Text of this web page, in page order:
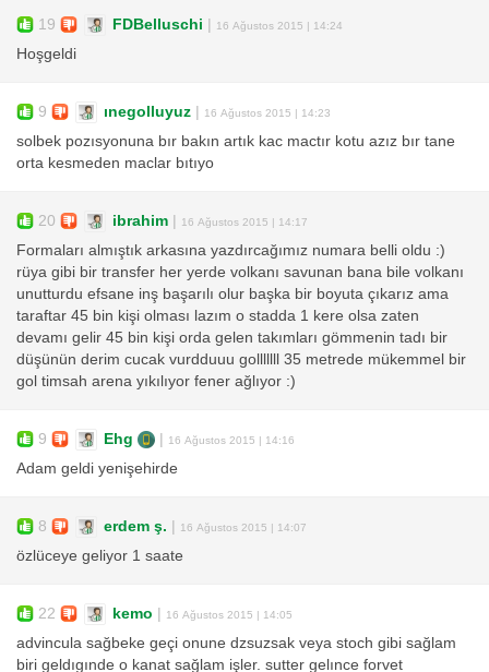
19 FDBelluschi | 16 Ağustos 2015 | 14:24
Hoşgeldi
9 ınegolluyuz | 16 Ağustos 2015 | 14:23
solbek pozısyonuna bır bakın artık kac mactır kotu azız bır tane
orta kesmeden maclar bıtıyo
20 ibrahim | 16 Ağustos 2015 | 14:17
Formaları almıştık arkasına yazdırcağımız numara belli oldu :)
rüya gibi bir transfer her yerde volkanı savunan bana bile volkanı
unutturdu efsane inş başarılı olur başka bir boyuta çıkarız ama
taraftar 45 bin kişi olması lazım o stadda 1 kere olsa zaten
devamı gelir 45 bin kişi orda gelen takımları gömmenin tadı bir
düşünün derim cucak vurdduuu golllllll 35 metrede mükemmel bir
gol timsah arena yıkılıyor fener ağlıyor :)
9 Ehg | 16 Ağustos 2015 | 14:16
Adam geldi yenişehirde
8 erdem ş. | 16 Ağustos 2015 | 14:07
özlüceye geliyor 1 saate
22 kemo | 16 Ağustos 2015 | 14:05
advincula sağbeke geçi onune dzsuzsak veya stoch gibi sağlam
biri geldıgınde o kanat sağlam işler. sutter gelınce forvet